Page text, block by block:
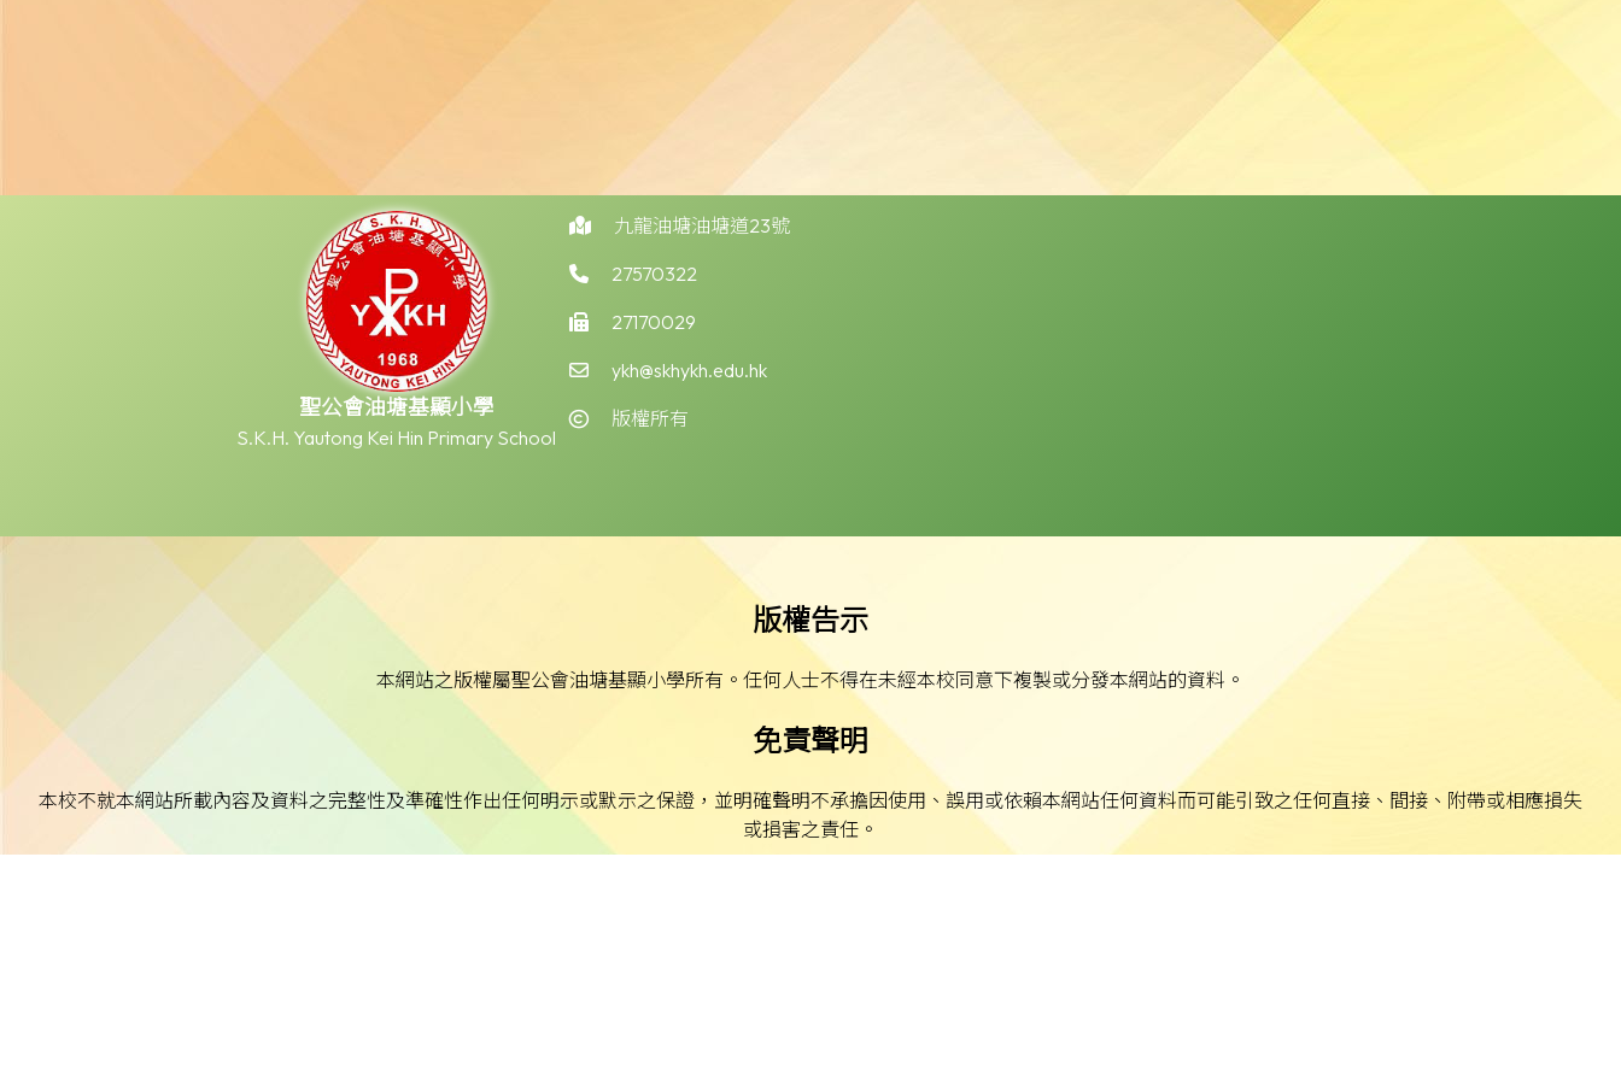
聖公會油塘基顯小學
S.K.H. Yautong Kei Hin Primary School
九龍油塘油塘道23號
27570322
27170029
ykh@skhykh.edu.hk
版權所有
版權告示
本網站之版權屬聖公會油塘基顯小學所有。任何人士不得在未經本校同意下複製或分發本網站的資料。
免責聲明
本校不就本網站所載內容及資料之完整性及準確性作出任何明示或默示之保證，並明確聲明不承擔因使用、誤用或依賴本網站任何資料而可能引致之任何直接、間接、附帶或相應損失
或損害之責任。